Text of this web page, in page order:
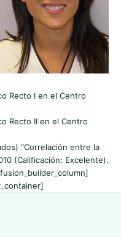
Recto I en el Centro
Recto II en el Centro
“Correlación entre la
(Calificación: Excelente).